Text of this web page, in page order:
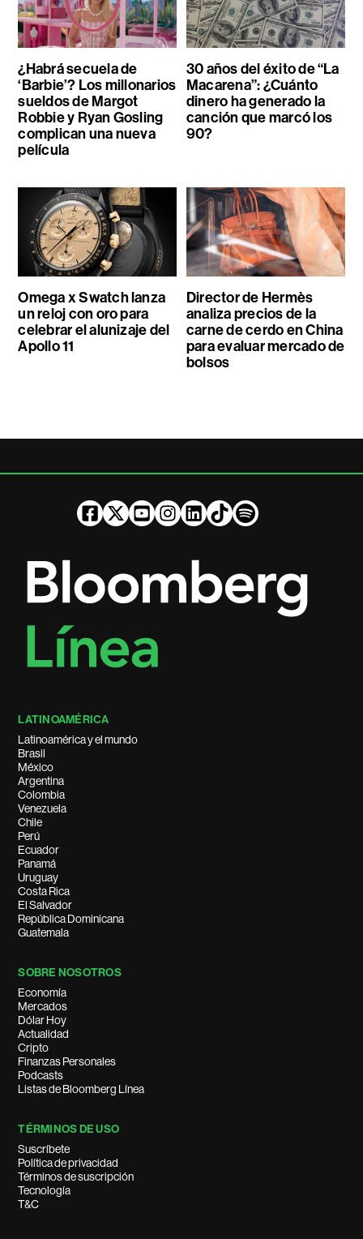
¿Habrá secuela de
‘Barbie’? Los millonarios
sueldos de Margot
Robbie y Ryan Gosling
complican una nueva
película
30 años del éxito de “La
Macarena”: ¿Cuánto
dinero ha generado la
canción que marcó los
90?
Omega x Swatch lanza
un reloj con oro para
celebrar el alunizaje del
Apollo 11
Director de Hermès
analiza precios de la
carne de cerdo en China
para evaluar mercado de
bolsos
LATINOAMÉRICA
Latinoamérica y el mundo
Brasil
México
Argentina
Colombia
Venezuela
Chile
Perú
Ecuador
Panamá
Uruguay
Costa Rica
El Salvador
República Dominicana
Guatemala
SOBRE NOSOTROS
Economía
Mercados
Dólar Hoy
Actualidad
Cripto
Finanzas Personales
Podcasts
Listas de Bloomberg Línea
TÉRMINOS DE USO
Suscríbete
Política de privacidad
Términos de suscripción
Tecnología
T&C